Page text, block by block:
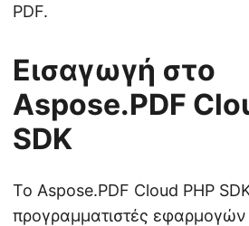
PDF.
Εισαγωγή στο
Aspose.PDF
SDK
Το Aspose.PDF Cloud PHP
προγραμματιστές